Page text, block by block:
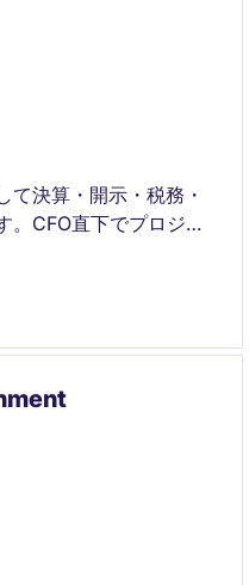
て決算・開示・税務・
。CFO直下でプロジェ
支援いただきます。